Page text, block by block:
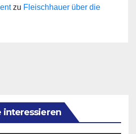
zu Fleischhauer über die
interessieren